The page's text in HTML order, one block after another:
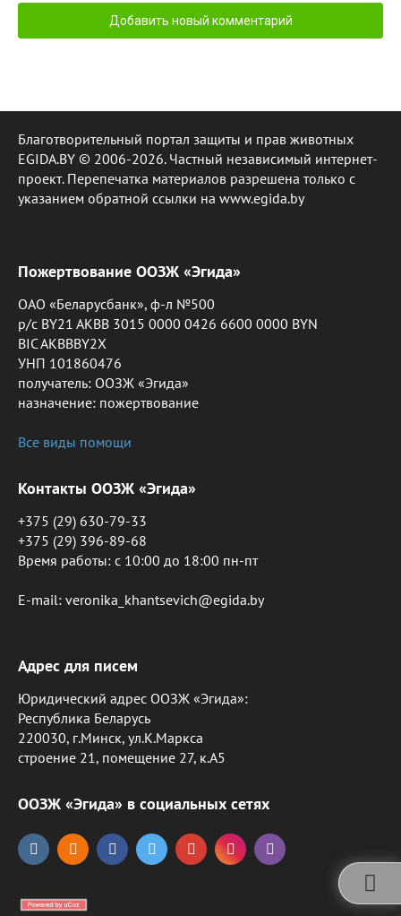
Благотворительный портал защиты и прав животных
EGIDA.BY © 2006-2026. Частный независимый интернет-
проект. Перепечатка материалов разрешена только с
указанием обратной ссылки на www.egida.by
Пожертвование ООЗЖ «Эгида»
ОАО «Беларусбанк», ф-л №500
р/с BY21 AKBB 3015 0000 0426 6600 0000 BYN
BIC AKBBBY2X
УНП 101860476
получатель: ООЗЖ «Эгида»
назначение: пожертвование
Все виды помощи
Контакты ООЗЖ «Эгида»
+375 (29) 630-79-33
+375 (29) 396-89-68
Время работы: c 10:00 до 18:00 пн-пт
E-mail: veronika_khantsevich@egida.by
Адрес для писем
Юридический адрес ООЗЖ «Эгида»:
Республика Беларусь
220030, г.Минск, ул.К.Маркса
строение 21, помещение 27, к.А5
ООЗЖ «Эгида» в социальных сетях